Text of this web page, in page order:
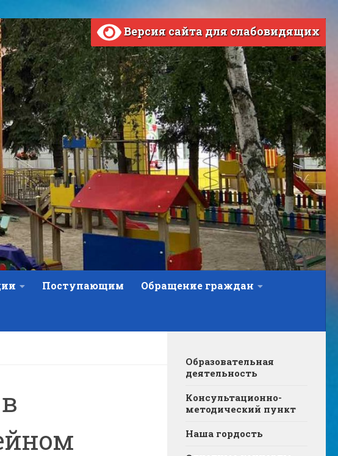
Версия сайта для слабовидящих
Поступающим Обращение граждан
Образовательная
деятельность
Консультационно-
методический пункт
Наша гордость